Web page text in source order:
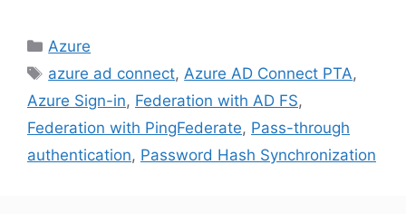
Kategoriler
Azure
Etiketler
azure ad connect, Azure AD Connect PTA,
Azure Sign-in, Federation with AD FS,
Federation with PingFederate, Pass-through
authentication, Password Hash Synchronization